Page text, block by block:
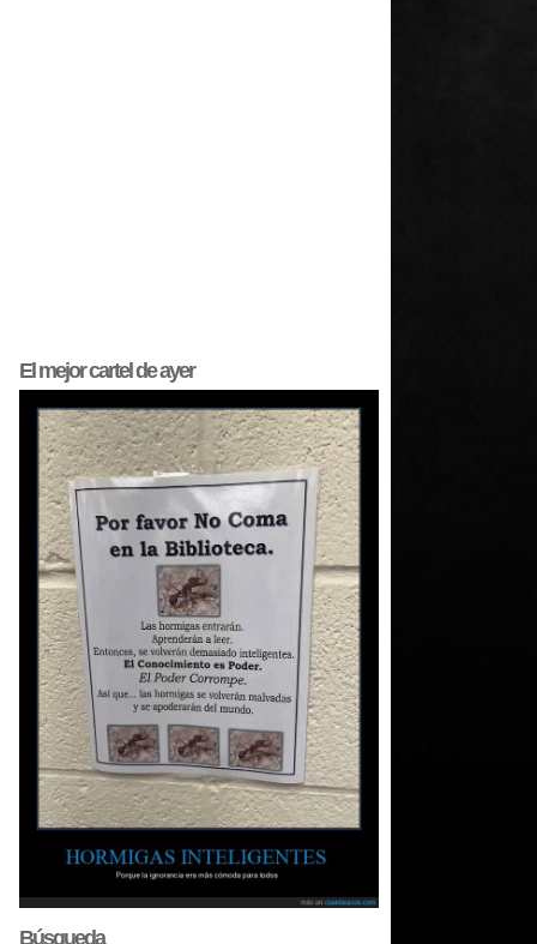
El mejorcartel de ayer
Búsqueda